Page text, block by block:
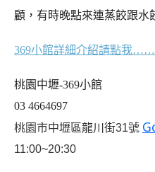
顧，有時晚點來連蒸餃跟水
369小館詳細介紹請點我……
桃園中壢-369小館
03 4664697
桃園市中壢區龍川街31號
11:00~20:30